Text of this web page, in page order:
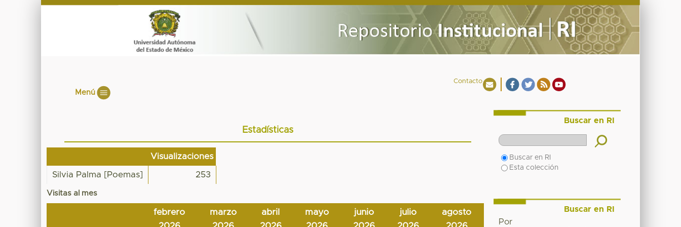
Contacto
Menú
Estadísticas
Visualizaciones
Silvia Palma [Poemas] 253
Visitas al mes
febrero
marzo
abril
mayo
junio
julio
agosto
Buscar en RI
Buscar en RI
Esta colección
Buscar en RI
Por